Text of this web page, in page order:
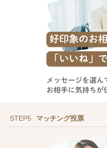
STEP5 マッチング投票